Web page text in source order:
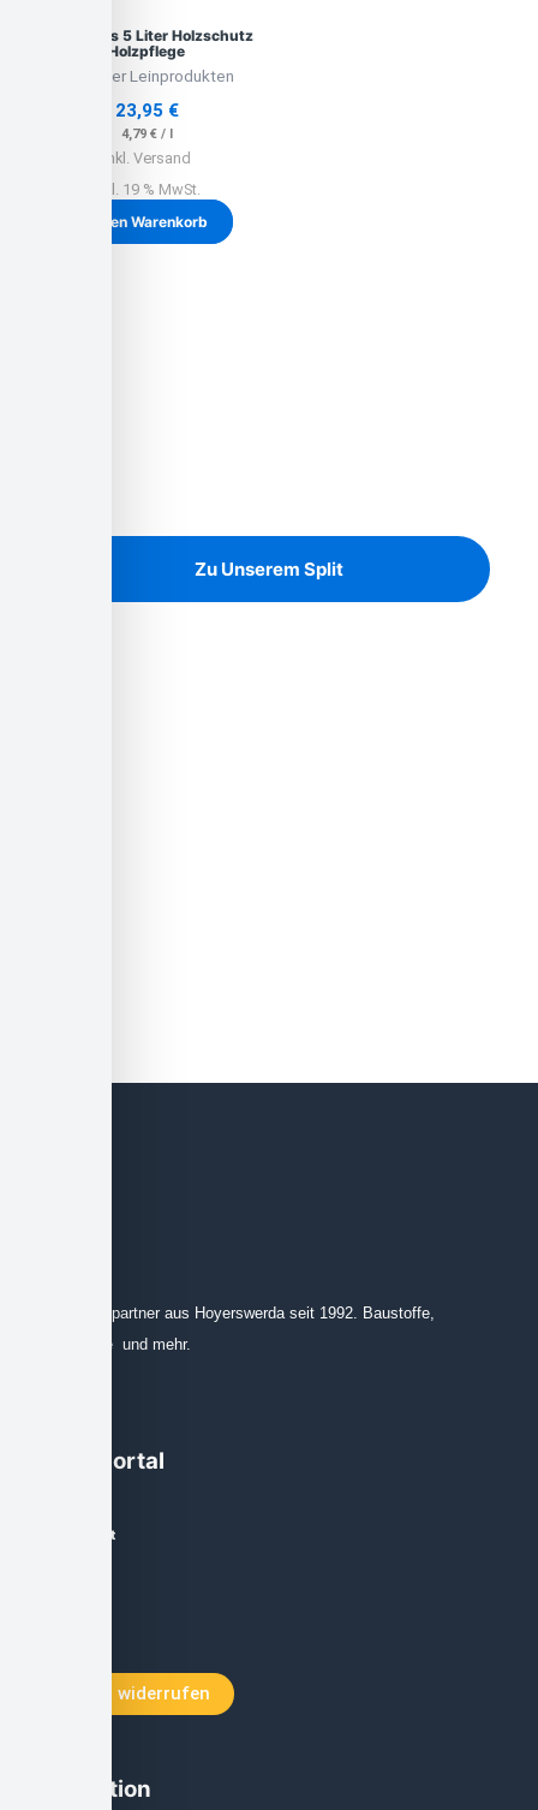
Leinölfirnis 5 Liter Holzschutz
Holzpflege
Lausitzer Leinprodukten
23,95 €
4,79 €/
inkl. Versand
inkl. 19 % MwSt.
In den Warenkorb
Zu Unserem Split
Ihr Ansprechpartner aus Hoyerswerda seit 1992. Baustoffe,
Leinprodukte und mehr.
Käuferportal
Mein Account
Vertrag widerrufen
Information